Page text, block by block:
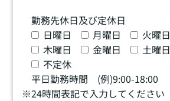
勤務先休日及び定休日
日曜日
月曜日 火曜日
木曜日
金曜日 土曜日
不定休
平日勤務時間 (例)9:00-18:00
※24時間表記で入力してください